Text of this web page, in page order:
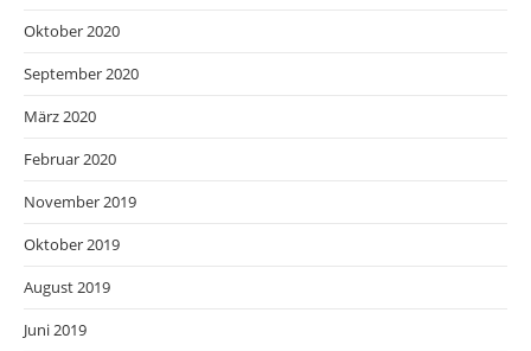
Oktober 2020
September 2020
März 2020
Februar 2020
November 2019
Oktober 2019
August 2019
Juni 2019